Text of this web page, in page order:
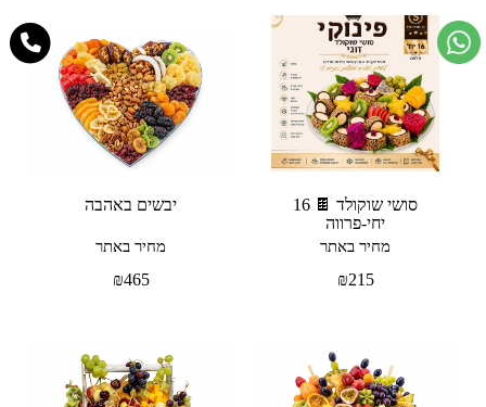
סושי שוקולד 🍫 16
יחי-פרווה
מחיר באתר
₪215
יבשים באהבה
מחיר באתר
₪465